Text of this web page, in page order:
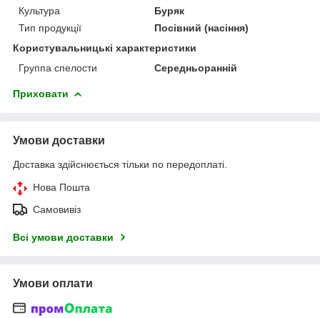
Культура
Буряк
Тип продукції
Посівний (насіння)
Користувальницькі характеристики
Группа спелости
Середньоранній
Приховати
Умови доставки
Доставка здійснюється тільки по передоплаті.
Нова Пошта
Самовивіз
Всі умови доставки
Умови оплати